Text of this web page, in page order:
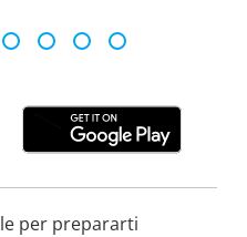
per prepararti